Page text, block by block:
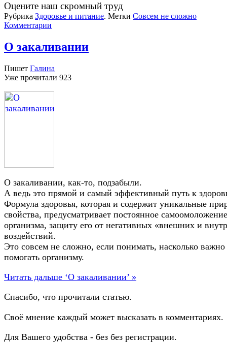
Оцените наш скромный труд
Рубрика Здоровье и питание. Метки Совсем не сложно
Комментарии
О закаливании
Пишет Галина
Уже прочитали 923
О закаливании, как-то, подзабыли.
А ведь это прямой и самый эффективный путь к
Формула здоровья, которая и содержит уникальные
свойства, предусматривает постоянное самоомоложение
организма, защиту его от негативных «внешних и
воздействий.
Это совсем не сложно, если понимать, насколько важно
помогать организму.
Читать дальше ‘О закаливании’ »
Спасибо, что прочитали статью.
Своё мнение каждый может высказать в комментариях.
Для Вашего удобства - без без регистрации.